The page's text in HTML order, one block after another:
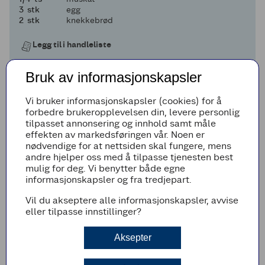
3
3 stk
egg
2
2 stk knekkebrød
Legg til i handleliste
Fremgangsmetode
Sett ovnen på 200 grader over- og
undervarme.
Lag hvit saus ved å smelte smør, røre inn
melet og så spe med litt og litt melk. Rør
kraftig mellom hver gang, slik at du får en
jevn saus uten klumper. Krydre med salt og
muskat og la sausen småkoke i noen minutter
for å fjerne melsmaken.
kokt, stekt eller rå fisk. Bruk det du har. Ha
fisken i en ildfast form.
Trekk sausen av varmen og la den avkjøle litt
Bruk av informasjonskapsler
Vi bruker informasjonskapsler (cookies) for å
forbedre brukeropplevelsen din, levere personlig
tilpasset annonsering og innhold samt måle
effekten av markedsføringen vår. Noen er
nødvendige for at nettsiden skal fungere, mens
andre hjelper oss med å tilpasse tjenesten best
mulig for deg. Vi benytter både egne
informasjonskapsler og fra tredjepart.
Vil du akseptere alle informasjonskapsler, avvise
eller tilpasse innstillinger?
Aksepter